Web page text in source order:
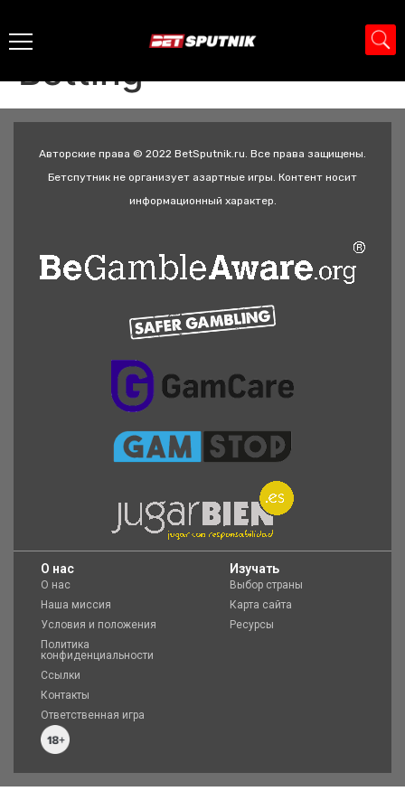
Gaming category:
Betting
Авторские права © 2022 BetSputnik.ru. Все права защищены.
Бетспутник не организует азартные игры. Контент носит
информационный характер.
O нас
О нас
Наша миссия
Условия и положения
Политика
конфиденциальности
Ссылки
Контакты
Ответственная игра
Изучать
Выбор страны
Карта сайта
Ресурсы